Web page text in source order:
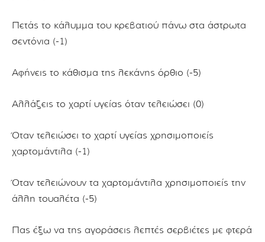
Πετάς το κάλυμμα του κρεβατιού πάνω στα άστρωτα
σεντόνια (-1)
Αφήνεις το κάθισμα της λεκάνης όρθιο (-5)
Αλλάζεις το χαρτί υγείας όταν τελειώσει (0)
Όταν τελειώσει το χαρτί υγείας χρησιμοποιείς
χαρτομάντιλα (-1)
Όταν τελειώνουν τα χαρτομάντιλα χρησιμοποιείς την
άλλη τουαλέτα (-5)
Πας έξω να της αγοράσεις λεπτές σερβιέτες με φτερά